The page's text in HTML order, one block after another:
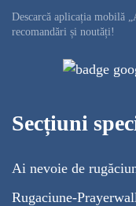
Descarcă aplicația mobilă
recomandări și noutăți!
Secțiuni
Ai nevoie de
Rugaciune-